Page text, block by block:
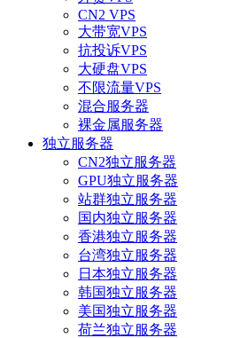
CN2 VPS
大带宽VPS
抗投诉VPS
大硬盘VPS
不限流量VPS
混合服务器
裸金属服务器
独立服务器
CN2独立服务器
GPU独立服务器
站群独立服务器
国内独立服务器
香港独立服务器
台湾独立服务器
日本独立服务器
韩国独立服务器
美国独立服务器
荷兰独立服务器